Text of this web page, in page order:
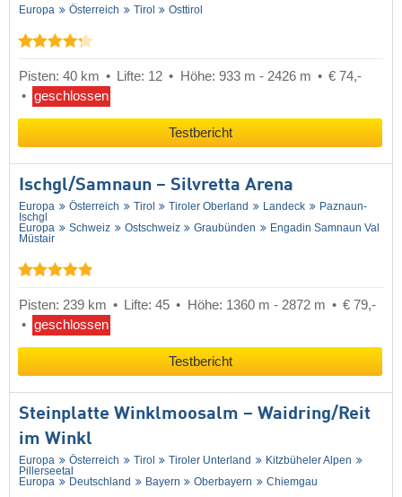
Europa Österreich Tirol Osttirol
Pisten: 40 km Lifte: 12 Höhe: 933 m - 2426 m
€ 74,-
geschlossen
Testbericht
Ischgl/​Samnaun – Silvretta Arena
Europa Österreich Tirol Tiroler Oberland Landeck
Paznaun-
Ischgl
Europa
Schweiz Ostschweiz Graubünden
Engadin Samnaun Val
Müstair
Pisten: 239 km Lifte: 45 Höhe: 1360 m - 2872 m
€ 79,-
geschlossen
Testbericht
Steinplatte Winklmoosalm – Waidring/​Reit
im Winkl
Europa Österreich Tirol Tiroler Unterland
Kitzbüheler Alpen
Pillerseetal
Europa
Deutschland Bayern Oberbayern Chiemgau